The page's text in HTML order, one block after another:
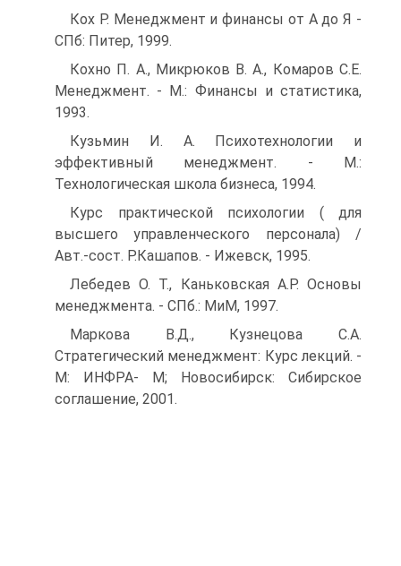
Кох Р. Менеджмент и финансы от А до Я -
СПб: Питер, 1999.
Кохно П. А., Микрюков В. А., Комаров С.Е.
Менеджмент. - М.: Финансы и статистика,
1993.
Кузьмин И. А. Психотехнологии и
эффективный менеджмент. - М.:
Технологическая школа бизнеса, 1994.
Курс практической психологии ( для
высшего управленческого персонала) /
Авт.-сост. Р.Кашапов. - Ижевск, 1995.
Лебедев О. Т., Каньковская А.Р. Основы
менеджмента. - СПб.: МиМ, 1997.
Маркова В.Д., Кузнецова С.А.
Стратегический менеджмент: Курс лекций. -
М: ИНФРА- М; Новосибирск: Сибирское
соглашение, 2001.